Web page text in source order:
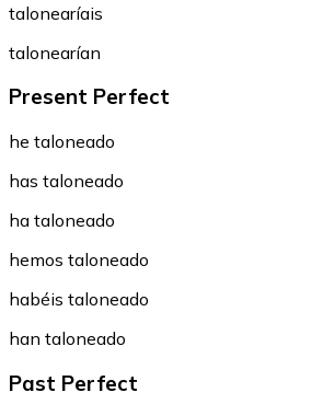
talonearíais
talonearían
Present Perfect
he taloneado
has taloneado
ha taloneado
hemos taloneado
habéis taloneado
han taloneado
Past Perfect